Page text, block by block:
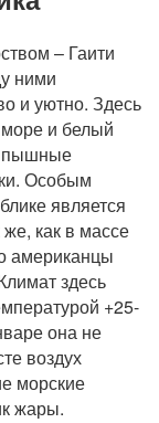
– Гаити
ними
и уютно. Здесь
море и белый
пышные
Особым
является
же, как в массе
американцы
здесь
+25-
она не
воздух
морские
жары.